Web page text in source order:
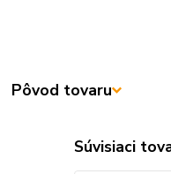
Pôvod tovaru
Súvisiaci